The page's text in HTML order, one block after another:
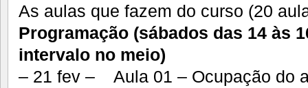
As aulas que fazem do curso (20
Programação (sábados das 14 às
intervalo no meio)
– 21 fev – Aula 01 – Ocupação do